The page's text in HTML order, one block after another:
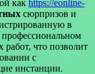
как https://eonline-
сюрпризов и
в
профессиональном
работ, что позволит
с
инстанции.